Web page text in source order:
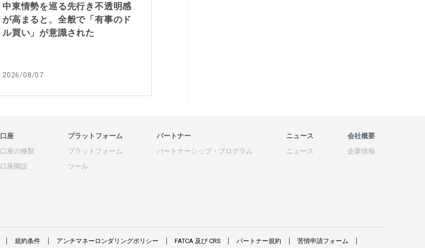
中東情勢を巡る先行き不透明感
が高まると、全般で「有事のド
ル買い」が意識された
2026/08/07
口座
口座の種類
口座開設
プラットフォーム
プラットフォーム
ツール
パートナー
パートナーシップ・ プログラム
ニュース
ニュース
会社概要
企業情報
規約条件 アンチマネーロンダリングポリシー FATCA 及び CRS パートナー規約 苦情申請フォーム